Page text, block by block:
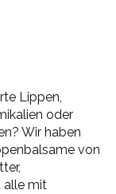
Lippen,
oder
Wir haben
von
alle mit